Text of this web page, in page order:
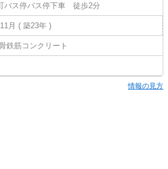
バス停バス停下車 徒歩2分
月 ( 築23年 )
鉄筋コンクリート
情報の見方